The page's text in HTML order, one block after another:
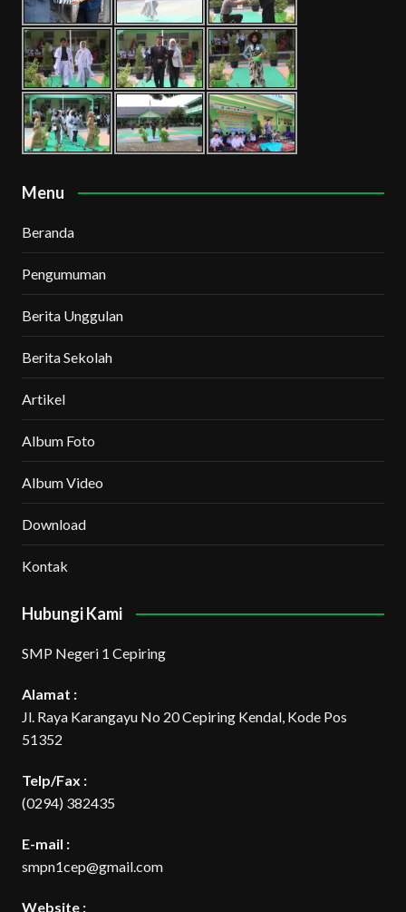
Menu
Beranda
Pengumuman
Berita Unggulan
Berita Sekolah
Artikel
Album Foto
Album Video
Download
Kontak
Hubungi Kami
SMP Negeri 1 Cepiring
Alamat :
Jl. Raya Karangayu No 20 Cepiring Kendal, Kode Pos
51352
Telp/Fax :
(0294) 382435
E-mail :
smpn1cep@gmail.com
Website :